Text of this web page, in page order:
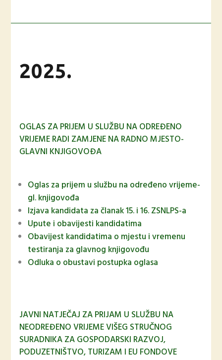
2025.
OGLAS ZA PRIJEM U SLUŽBU NA ODREĐENO
VRIJEME RADI ZAMJENE NA RADNO MJESTO-
GLAVNI KNJIGOVOĐA
Oglas za prijem u službu na određeno vrijeme-
gl. knjigovođa
Izjava kandidata za članak 15. i 16. ZSNLPS-a
Upute i obavijesti kandidatima
Obavijest kandidatima o mjestu i vremenu
testiranja za glavnog knjigovođu
Odluka o obustavi postupka oglasa
JAVNI NATJEČAJ ZA PRIJAM U SLUŽBU NA
NEODREĐENO VRIJEME VIŠEG STRUČNOG
SURADNIKA ZA GOSPODARSKI RAZVOJ,
PODUZETNIŠTVO, TURIZAM I EU FONDOVE